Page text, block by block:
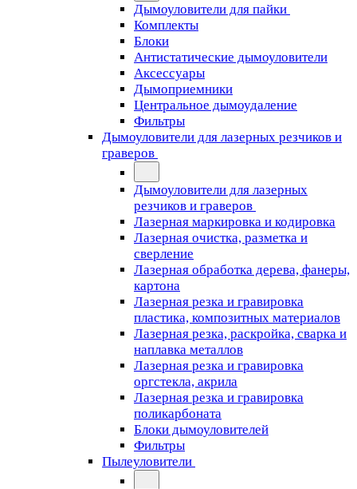
Дымоуловители для пайки
Комплекты
Блоки
Антистатические дымоуловители
Аксессуары
Дымоприемники
Центральное дымоудаление
Фильтры
Дымоуловители для лазерных резчиков и
граверов
Дымоуловители для лазерных
резчиков и граверов
Лазерная маркировка и кодировка
Лазерная очистка, разметка и
сверление
Лазерная обработка дерева, фанеры,
картона
Лазерная резка и гравировка
пластика, композитных материалов
Лазерная резка, раскройка, сварка и
наплавка металлов
Лазерная резка и гравировка
оргстекла, акрила
Лазерная резка и гравировка
поликарбоната
Блоки дымоуловителей
Фильтры
Пылеуловители